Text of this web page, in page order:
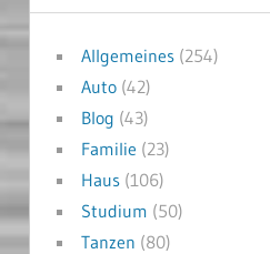
Allgemeines(254)
Auto(42)
Blog (43)
Familie (23)
Haus(106)
Studium (50)
Tanzen (80)